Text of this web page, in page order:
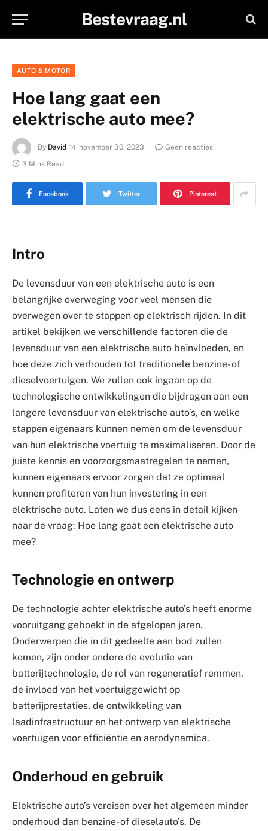
Bestevraag.nl
AUTO & MOTOR
Hoe lang gaat een
elektrische auto mee?
By David november 30, 2023
Geen reacties
3 Mins Read
Facebook Twitter Pinterest
Intro
De levensduur van een elektrische auto is een
belangrijke overweging voor veel mensen die
overwegen over te stappen op elektrisch rijden. In dit
artikel bekijken we verschillende factoren die de
levensduur van een elektrische auto beïnvloeden, en
hoe deze zich verhouden tot traditionele benzine- of
dieselvoertuigen. We zullen ook ingaan op de
technologische ontwikkelingen die bijdragen aan een
langere levensduur van elektrische auto’s, en welke
stappen eigenaars kunnen nemen om de levensduur
van hun elektrische voertuig te maximaliseren. Door de
juiste kennis en voorzorgsmaatregelen te nemen,
kunnen eigenaars ervoor zorgen dat ze optimaal
kunnen profiteren van hun investering in een
elektrische auto. Laten we dus eens in detail kijken
naar de vraag: Hoe lang gaat een elektrische auto
mee?
Technologie en ontwerp
De technologie achter elektrische auto’s heeft enorme
vooruitgang geboekt in de afgelopen jaren.
Onderwerpen die in dit gedeelte aan bod zullen
komen, zijn onder andere de evolutie van
batterijtechnologie, de rol van regeneratief remmen,
de invloed van het voertuiggewicht op
batterijprestaties, de ontwikkeling van
laadinfrastructuur en het ontwerp van elektrische
voertuigen voor efficiëntie en aerodynamica.
Onderhoud en gebruik
Elektrische auto’s vereisen over het algemeen minder
onderhoud dan benzine- of dieselauto’s. De